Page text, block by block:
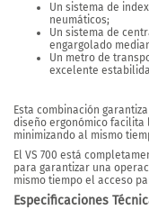
Un sistema de
neumáticos;
Un sistema de
engargolado
Un metro de
excelente
Esta combinación
diseño ergonómico facilita
minimizando al mismo
El VS 700 está
para garantizar una
mismo tiempo el acceso
Especificaciones